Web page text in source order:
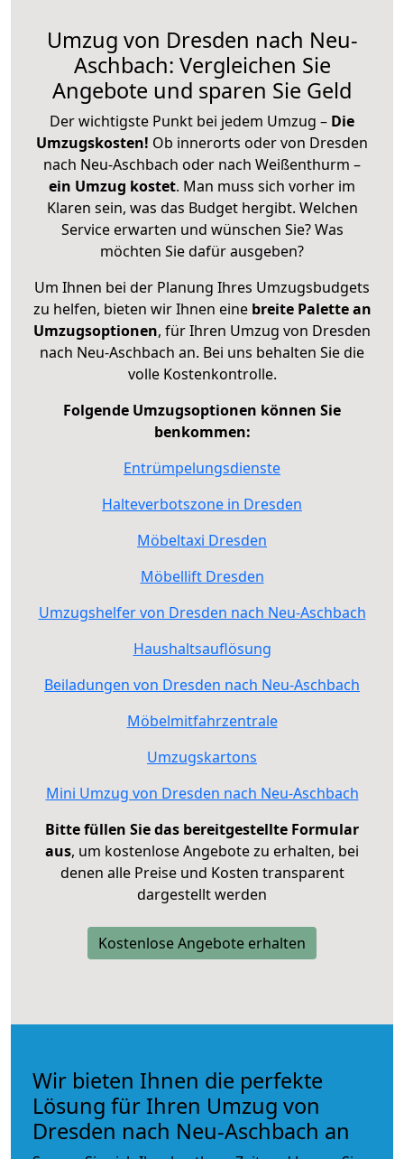
Umzug von Dresden nach Neu-
Aschbach: Vergleichen Sie
Angebote und sparen Sie Geld
Der wichtigste Punkt bei jedem Umzug – Die
Umzugskosten! Ob innerorts oder von Dresden
nach Neu-Aschbach oder nach Weißenthurm –
ein Umzug kostet. Man muss sich vorher im
Klaren sein, was das Budget hergibt. Welchen
Service erwarten und wünschen Sie? Was
möchten Sie dafür ausgeben?
Um Ihnen bei der Planung Ihres Umzugsbudgets
zu helfen, bieten wir Ihnen eine breite Palette an
Umzugsoptionen, für Ihren Umzug von Dresden
nach Neu-Aschbach an. Bei uns behalten Sie die
volle Kostenkontrolle.
Folgende Umzugsoptionen können Sie
benkommen:
Entrümpelungsdienste
Halteverbotszone in Dresden
Möbeltaxi Dresden
Möbellift Dresden
Umzugshelfer von Dresden nach Neu-Aschbach
Haushaltsauflösung
Beiladungen von Dresden nach Neu-Aschbach
Möbelmitfahrzentrale
Umzugskartons
Mini Umzug von Dresden nach Neu-Aschbach
Bitte füllen Sie das bereitgestellte Formular
aus, um kostenlose Angebote zu erhalten, bei
denen alle Preise und Kosten transparent
dargestellt werden
Kostenlose Angebote erhalten
Wir bieten Ihnen die perfekte
Lösung für Ihren Umzug von
Dresden nach Neu-Aschbach an